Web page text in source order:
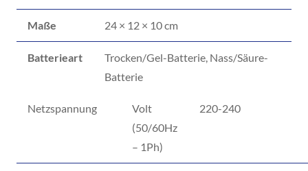
Maße 24 × 12 × 10 cm
Batterieart
Trocken/Gel-Batterie, Nass/Säure-
Batterie
Netzspannung
Volt
(50/60Hz
– 1Ph)
220-240